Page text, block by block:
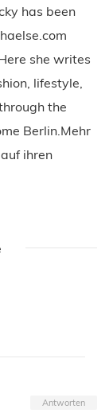
has been
she writes
lifestyle,
the
Berlin.Mehr
ihren
Antworten